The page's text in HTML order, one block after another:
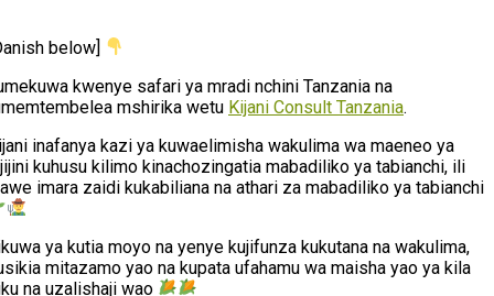
below]
kwenye safari ya mradi nchini Tanzania na
mshirika wetu Kijani Consult Tanzania.
inafanya kazi ya kuwaelimisha wakulima wa maeneo ya
kuhusu kilimo kinachozingatia mabadiliko ya tabianchi, ili
imara zaidi kukabiliana na athari za mabadiliko ya tabianchi
ya kutia moyo na yenye kujifunza kukutana na wakulima,
mitazamo yao na kupata ufahamu wa maisha yao ya kila
na uzalishaji wao